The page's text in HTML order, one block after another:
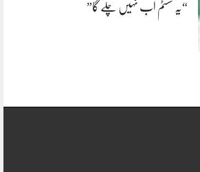
“یہ سسٹم اب نہیں چلے گا”